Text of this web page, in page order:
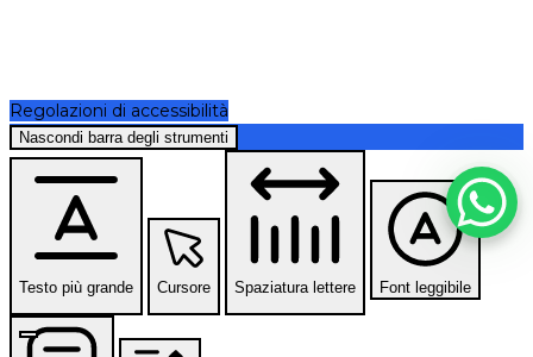
Regolazioni di accessibilità
Nascondi barra degli strumenti
Testo più grande Cursore Spaziatura lettere Font leggibile